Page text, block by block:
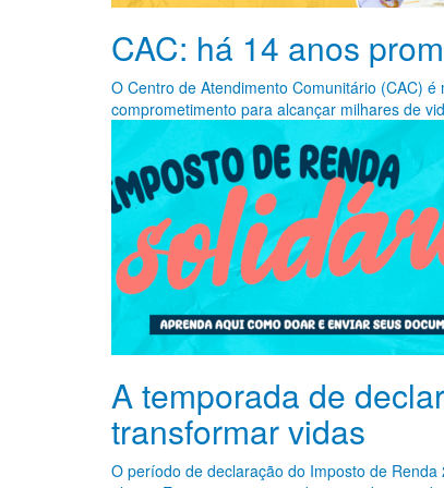
CAC: há 14 anos
O Centro de Atendimento Comunitário (CAC)
comprometimento para alcançar milhares de
A temporada de
transformar vidas
O período de declaração do Imposto de